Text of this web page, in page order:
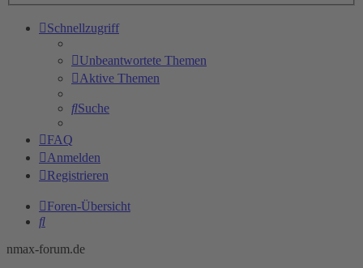
Schnellzugriff
Unbeantwortete Themen
Aktive Themen
Suche
FAQ
Anmelden
Registrieren
Foren-Übersicht
Suche
nmax-forum.de